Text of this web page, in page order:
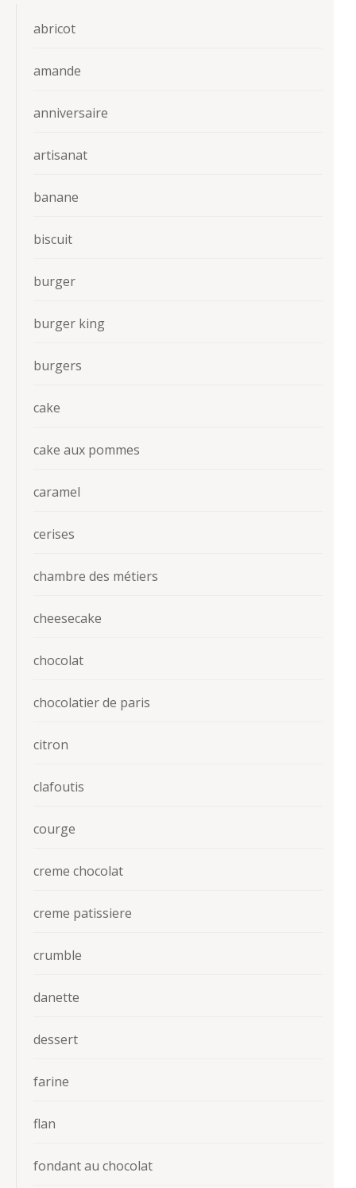
abricot
amande
anniversaire
artisanat
banane
biscuit
burger
burger king
burgers
cake
cake aux pommes
caramel
cerises
chambre des métiers
cheesecake
chocolat
chocolatier de paris
citron
clafoutis
courge
creme chocolat
creme patissiere
crumble
danette
dessert
farine
flan
fondant au chocolat